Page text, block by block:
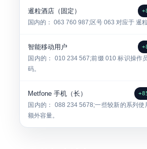
暹粒酒店（固定）
国内的：063 760 987;区号063 对应于 暹粒
智能移动用户
国内的： 010 234 567;前缀 010 标识操作
码。
Metfone 手机（长）
国内的： 088 234 5678;一些较新的系列
额外容量。